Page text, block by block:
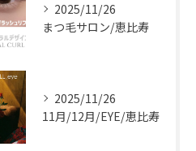
2025/11/26
まつ毛サロン/恵比寿
2025/11/26
11月/12月/EYE/恵比寿